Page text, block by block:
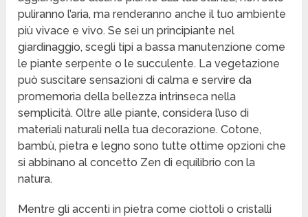
puliranno l’aria, ma renderanno anche il tuo ambiente
più vivace e vivo. Se sei un principiante nel
giardinaggio, scegli tipi a bassa manutenzione come
le piante serpente o le succulente. La vegetazione
può suscitare sensazioni di calma e servire da
promemoria della bellezza intrinseca nella
semplicità. Oltre alle piante, considera l’uso di
materiali naturali nella tua decorazione. Cotone,
bambù, pietra e legno sono tutte ottime opzioni che
si abbinano al concetto Zen di equilibrio con la
natura.
Mentre gli accenti in pietra come ciottoli o cristalli